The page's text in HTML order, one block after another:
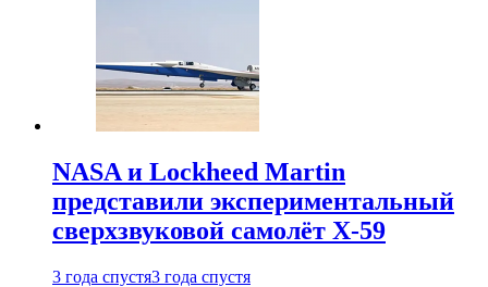
NASA и Lockheed Martin
представили экспериментальный
сверхзвуковой самолёт X-59
3 года спустя3 года спустя